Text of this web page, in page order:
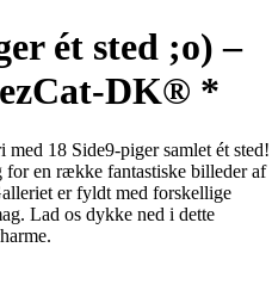
ét sted ;o) –
DK® *
18 Side9-piger samlet ét sted!
en række fantastiske billeder af
er fyldt med forskellige
Lad os dykke ned i dette